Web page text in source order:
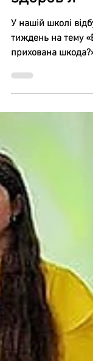
погляд
здоров’я
У нашій школі
тиждень на тему
практичних
біології, хімії,
української мови
дисциплін. Учні
власний
скільки ві